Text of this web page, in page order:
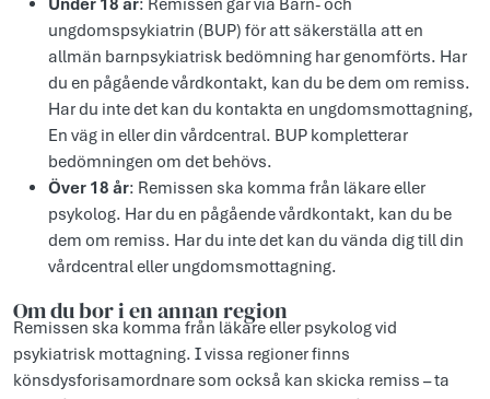
Under 18 år: Remissen går via Barn- och
ungdomspsykiatrin (BUP) för att säkerställa att en
allmän barnpsykiatrisk bedömning har genomförts. Har
du en pågående vårdkontakt, kan du be dem om remiss.
Har du inte det kan du kontakta en ungdomsmottagning,
En väg in eller din vårdcentral. BUP kompletterar
bedömningen om det behövs.
Över 18 år: Remissen ska komma från läkare eller
psykolog. Har du en pågående vårdkontakt, kan du be
dem om remiss. Har du inte det kan du vända dig till din
vårdcentral eller ungdomsmottagning.
Om du bor i en annan region
Remissen ska komma från läkare eller psykolog vid
psykiatrisk mottagning. I vissa regioner finns
könsdysforisamordnare som också kan skicka remiss – ta